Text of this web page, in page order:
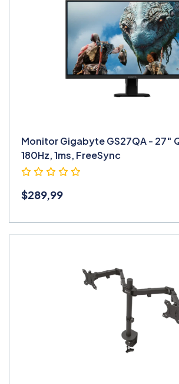
Monitor Gigabyte GS27QA - 27″
180Hz, 1ms, FreeSync
$289,99